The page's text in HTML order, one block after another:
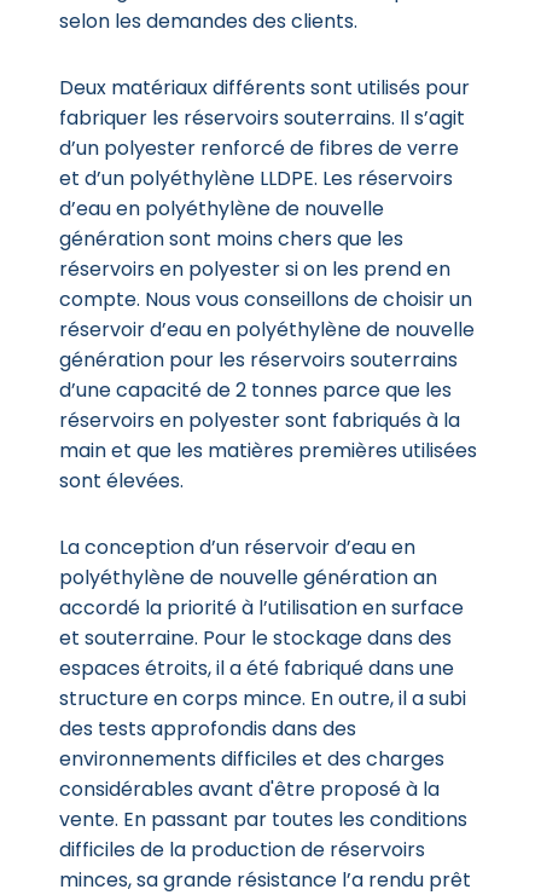
selon les demandes des clients.
Deux matériaux différents sont utilisés pour
fabriquer les réservoirs souterrains. Il s’agit
d’un polyester renforcé de fibres de verre
et d’un polyéthylène LLDPE. Les réservoirs
d’eau en polyéthylène de nouvelle
génération sont moins chers que les
réservoirs en polyester si on les prend en
compte. Nous vous conseillons de choisir un
réservoir d’eau en polyéthylène de nouvelle
génération pour les réservoirs souterrains
d’une capacité de 2 tonnes parce que les
réservoirs en polyester sont fabriqués à la
main et que les matières premières utilisées
sont élevées.
La conception d’un réservoir d’eau en
polyéthylène de nouvelle génération an
accordé la priorité à l’utilisation en surface
et souterraine. Pour le stockage dans des
espaces étroits, il a été fabriqué dans une
structure en corps mince. En outre, il a subi
des tests approfondis dans des
environnements difficiles et des charges
considérables avant d'être proposé à la
vente. En passant par toutes les conditions
difficiles de la production de réservoirs
minces, sa grande résistance l’a rendu prêt